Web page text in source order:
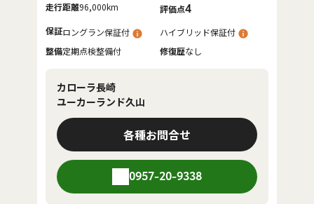
走行距離96,000km 評価点4
保証ロングラン保証付
ハイブリッド保証付
整備定期点検整備付 修復歴なし
カローラ長崎
ユーカーランド久山
各種お問合せ
0957-20-9338